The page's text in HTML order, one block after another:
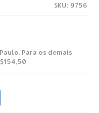
SKU: 9756
Para os demais